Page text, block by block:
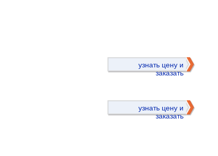
узнать цену и
заказать
узнать цену и
заказать